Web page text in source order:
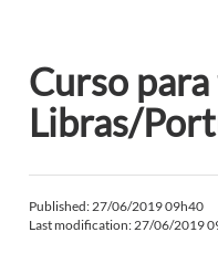
Curso
Libras/
Published: 27/06/2019 09h40
Last modification: 27/06/2019